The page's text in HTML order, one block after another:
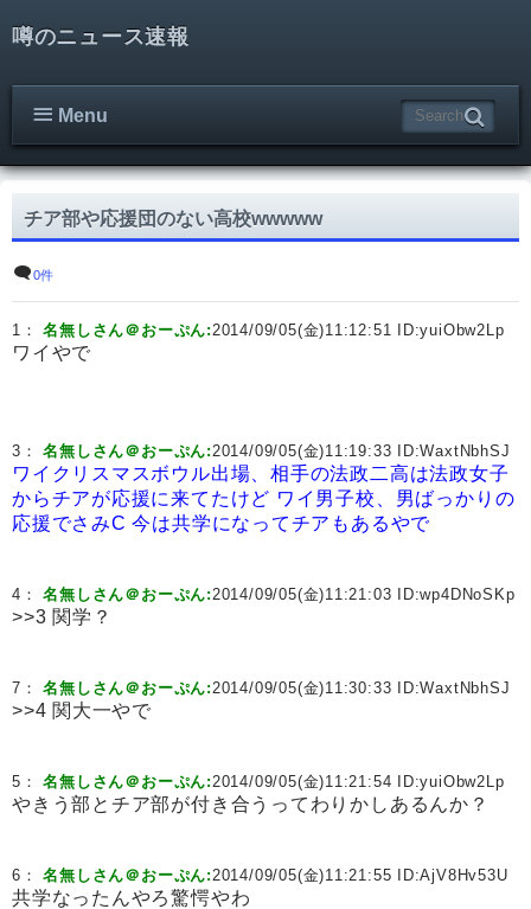
噂のニュース速報
Menu
チア部や応援団のない高校wwwww
0件
1：名無しさん＠おーぷん:2014/09/05(金)11:12:51 ID:yuiObw2Lp
ワイやで
3：名無しさん＠おーぷん:2014/09/05(金)11:19:33 ID:WaxtNbhSJ
ワイクリスマスボウル出場、相手の法政二高は法政女子
からチアが応援に来てたけど ワイ男子校、男ばっかりの
応援でさみC 今は共学になってチアもあるやで
4：名無しさん＠おーぷん:2014/09/05(金)11:21:03 ID:wp4DNoSKp
>>3 関学？
7：名無しさん＠おーぷん:2014/09/05(金)11:30:33 ID:WaxtNbhSJ
>>4 関大一やで
5：名無しさん＠おーぷん:2014/09/05(金)11:21:54 ID:yuiObw2Lp
やきう部とチア部が付き合うってわりかしあるんか？
6：名無しさん＠おーぷん:2014/09/05(金)11:21:55 ID:AjV8Hv53U
共学なったんやろ驚愕やわ